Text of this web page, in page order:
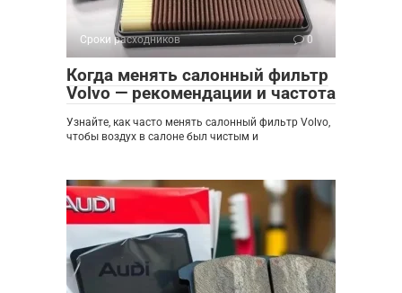
Сроки расходников 0
Когда менять салонный фильтр
Volvo — рекомендации и частота
Узнайте, как часто менять салонный фильтр Volvo,
чтобы воздух в салоне был чистым и